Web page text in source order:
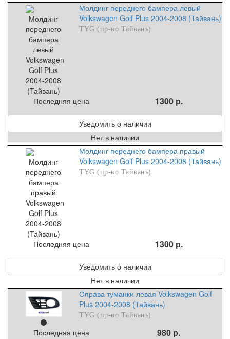
Молдинг переднего бампера левый
Volkswagen Golf Plus 2004-2008 (Тайвань)
TYG (пр-во Тайвань)
Последняя цена 1300 р.
Уведомить о наличии
Нет в наличии
Молдинг переднего бампера правый
Volkswagen Golf Plus 2004-2008 (Тайвань)
TYG (пр-во Тайвань)
Последняя цена 1300 р.
Уведомить о наличии
Нет в наличии
Оправа туманки левая Volkswagen Golf
Plus 2004-2008 (Тайвань)
TYG (пр-во Тайвань)
Последняя цена 980 р.